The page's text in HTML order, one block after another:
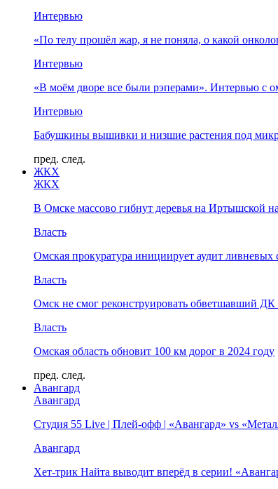
Интервью
«По телу прошёл жар, я не поняла, о какой
Интервью
«В моём дворе все были рэперами». Интервью с
Интервью
Бабушкины вышивки и низшие растения под
пред. след.
ЖКХ
ЖКХ
В Омске массово гибнут деревья на Иртышской
Власть
Омская прокуратура инициирует аудит ливневых
Власть
Омск не смог реконструировать обветшавший ДК
Власть
Омская область обновит 100 км дорог в 2024 году
пред. след.
Авангард
Авангард
Студия 55 Live | Плей-офф | «Авангард» vs
Авангард
Хет-трик Найта выводит вперёд в серии!